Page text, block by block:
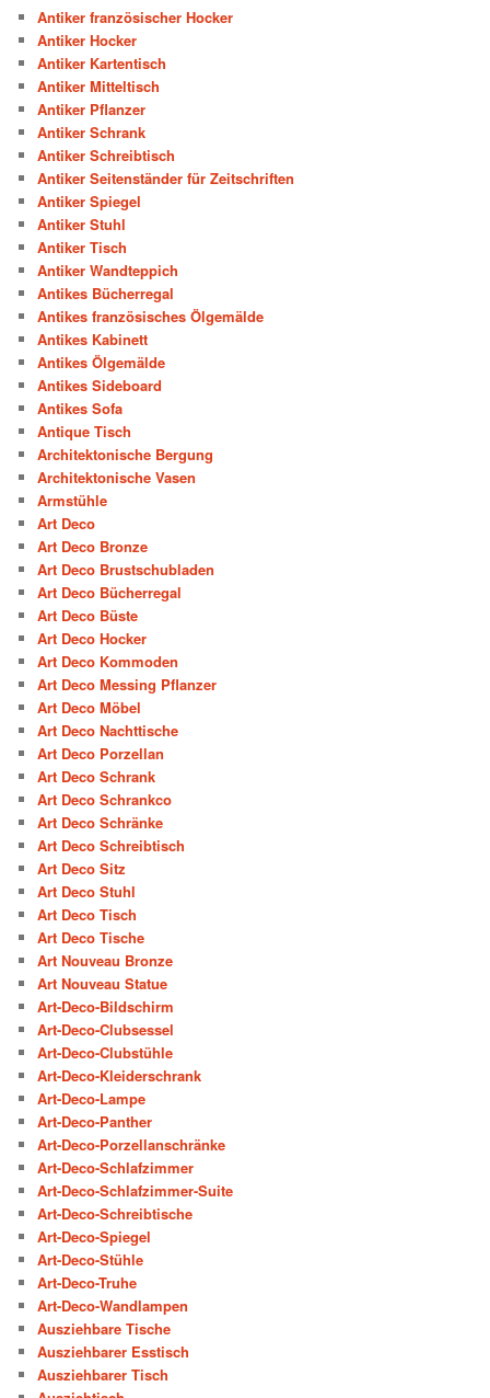
Antiker französischer Hocker
Antiker Hocker
Antiker Kartentisch
Antiker Mitteltisch
Antiker Pflanzer
Antiker Schrank
Antiker Schreibtisch
Antiker Seitenständer für Zeitschriften
Antiker Spiegel
Antiker Stuhl
Antiker Tisch
Antiker Wandteppich
Antikes Bücherregal
Antikes französisches Ölgemälde
Antikes Kabinett
Antikes Ölgemälde
Antikes Sideboard
Antikes Sofa
Antique Tisch
Architektonische Bergung
Architektonische Vasen
Armstühle
Art Deco
Art Deco Bronze
Art Deco Brustschubladen
Art Deco Bücherregal
Art Deco Büste
Art Deco Hocker
Art Deco Kommoden
Art Deco Messing Pflanzer
Art Deco Möbel
Art Deco Nachttische
Art Deco Porzellan
Art Deco Schrank
Art Deco Schrankco
Art Deco Schränke
Art Deco Schreibtisch
Art Deco Sitz
Art Deco Stuhl
Art Deco Tisch
Art Deco Tische
Art Nouveau Bronze
Art Nouveau Statue
Art-Deco-Bildschirm
Art-Deco-Clubsessel
Art-Deco-Clubstühle
Art-Deco-Kleiderschrank
Art-Deco-Lampe
Art-Deco-Panther
Art-Deco-Porzellanschränke
Art-Deco-Schlafzimmer
Art-Deco-Schlafzimmer-Suite
Art-Deco-Schreibtische
Art-Deco-Spiegel
Art-Deco-Stühle
Art-Deco-Truhe
Art-Deco-Wandlampen
Ausziehbare Tische
Ausziehbarer Esstisch
Ausziehbarer Tisch